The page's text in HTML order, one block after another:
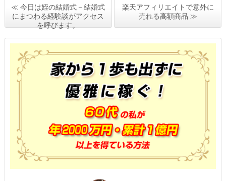
≪ 今日は姪の結婚式－結婚式
にまつわる経験談がアクセス
を呼びます。
楽天アフィリエイトで意外に
売れる高額商品 ≫